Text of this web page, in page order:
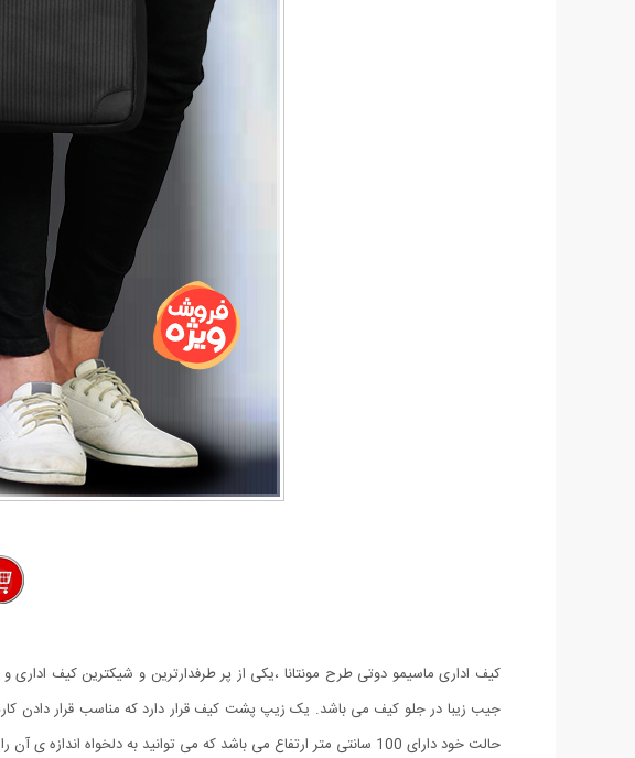
کیف اداری ماسیمو دوتی طرح مونتانا ،یکی از پر طرفدارترین و شیکترین کیف
جیب زیبا در جلو کیف می باشد. یک زیپ پشت کیف قرار دارد که مناسب قرار دادن
حالت خود دارای 100 سانتی متر ارتفاع می باشد که می توانید به دلخواه اندازه ی آن را تغییر دهید. کیف اداری ماسیمو دوتی طرح مونتانا با ظاهری شکیل و کیفیتی عالی با رنگ مشکی عرضه شده است.